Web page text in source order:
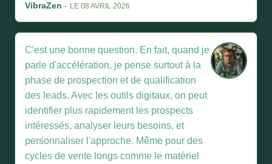
VibraZen - LE 08 AVRIL 2026
C'est une bonne question. En fait, quand je
parle d'accélération, je pense surtout à la
phase de prospection et de qualification
des leads. Avec les outils digitaux, on peut
identifier plus rapidement les prospects
intéressés, analyser leurs besoins, et
personnaliser l'approche. Même pour des
cycles de vente longs comme le matériel